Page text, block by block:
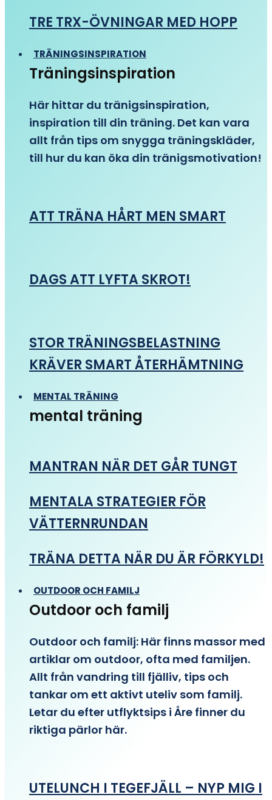
TRE TRX-ÖVNINGAR MED HOPP
TRÄNINGSINSPIRATION
Träningsinspiration
Här hittar du tränigsinspiration,
inspiration till din träning. Det kan vara
allt från tips om snygga träningskläder,
till hur du kan öka din tränigsmotivation!
ATT TRÄNA HÅRT MEN SMART
DAGS ATT LYFTA SKROT!
STOR TRÄNINGSBELASTNING
KRÄVER SMART ÅTERHÄMTNING
MENTAL TRÄNING
mental träning
MANTRAN NÄR DET GÅR TUNGT
MENTALA STRATEGIER FÖR
VÄTTERNRUNDAN
TRÄNA DETTA NÄR DU ÄR FÖRKYLD!
OUTDOOR OCH FAMILJ
Outdoor och familj
Outdoor och familj: Här finns massor med
artiklar om outdoor, ofta med familjen.
Allt från vandring till fjälliv, tips och
tankar om ett aktivt uteliv som familj.
Letar du efter utflyktsips i Åre finner du
riktiga pärlor här.
UTELUNCH I TEGEFJÄLL – NYP MIG I